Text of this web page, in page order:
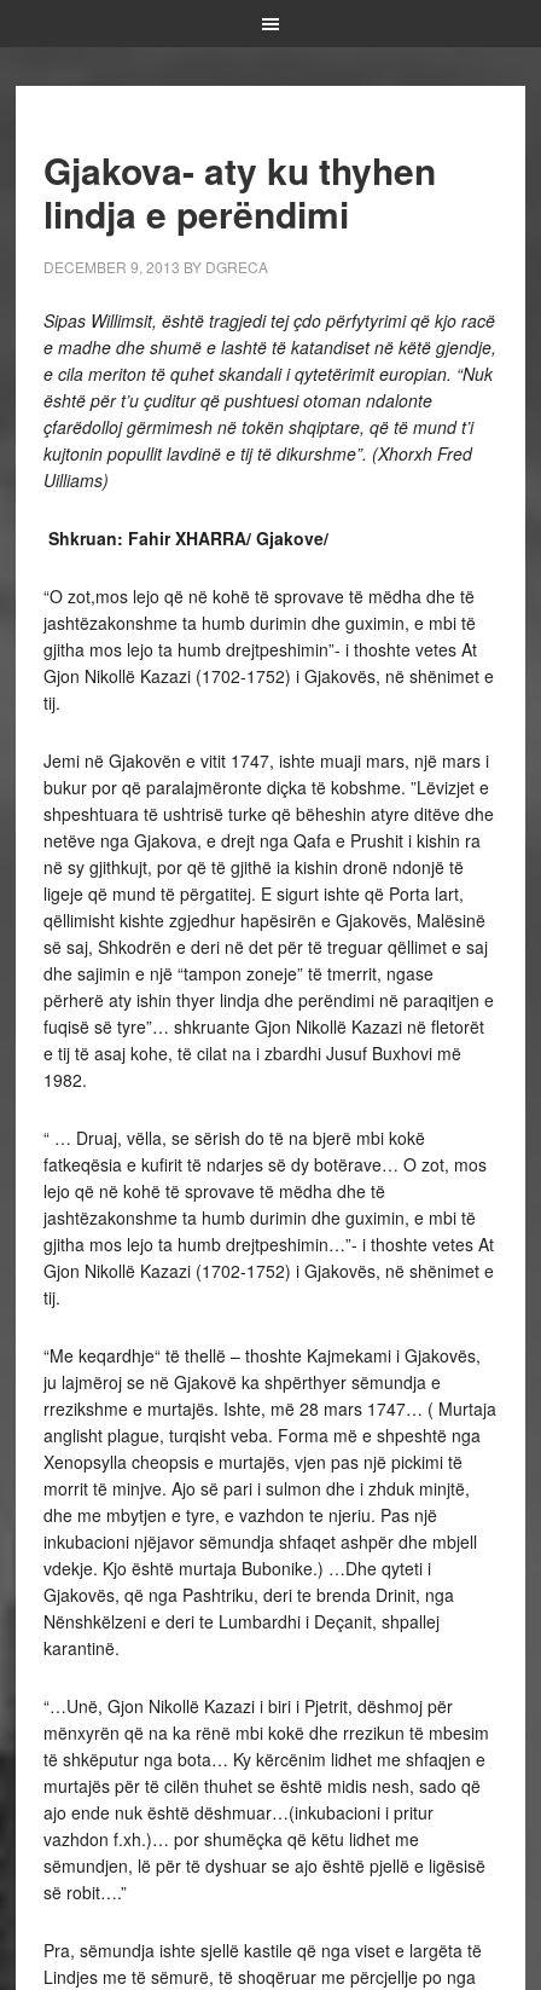
Gjakova- aty ku thyhen
lindja e perëndimi
DECEMBER 9, 2013 BY DGRECA
Sipas Willimsit, është tragjedi tej çdo përfytyrimi që kjo racë
e madhe dhe shumë e lashtë të katandiset në këtë gjendje,
e cila meriton të quhet skandali i qytetërimit europian. “Nuk
është për t’u çuditur që pushtuesi otoman ndalonte
çfarëdolloj gërmimesh në tokën shqiptare, që të mund t’i
kujtonin popullit lavdinë e tij të dikurshme”. (Xhorxh Fred
Uilliams)
Shkruan: Fahir XHARRA/ Gjakove/
“O zot,mos lejo që në kohë të sprovave të mëdha dhe të
jashtëzakonshme ta humb durimin dhe guximin, e mbi të
gjitha mos lejo ta humb drejtpeshimin”- i thoshte vetes At
Gjon Nikollë Kazazi (1702-1752) i Gjakovës, në shënimet e
tij.
Jemi në Gjakovën e vitit 1747, ishte muaji mars, një mars i
bukur por që paralajmëronte diçka të kobshme. ”Lëvizjet e
shpeshtuara të ushtrisë turke që bëheshin atyre ditëve dhe
netëve nga Gjakova, e drejt nga Qafa e Prushit i kishin ra
në sy gjithkujt, por që të gjithë ia kishin dronë ndonjë të
ligeje që mund të përgatitej. E sigurt ishte që Porta lart,
qëllimisht kishte zgjedhur hapësirën e Gjakovës, Malësinë
së saj, Shkodrën e deri në det për të treguar qëllimet e saj
dhe sajimin e një “tampon zoneje” të tmerrit, ngase
përherë aty ishin thyer lindja dhe perëndimi në paraqitjen e
fuqisë së tyre”… shkruante Gjon Nikollë Kazazi në fletorët
e tij të asaj kohe, të cilat na i zbardhi Jusuf Buxhovi më
1982.
“ … Druaj, vëlla, se sërish do të na bjerë mbi kokë
fatkeqësia e kufirit të ndarjes së dy botërave… O zot, mos
lejo që në kohë të sprovave të mëdha dhe të
jashtëzakonshme ta humb durimin dhe guximin, e mbi të
gjitha mos lejo ta humb drejtpeshimin…”- i thoshte vetes At
Gjon Nikollë Kazazi (1702-1752) i Gjakovës, në shënimet e
tij.
“Me keqardhje“ të thellë – thoshte Kajmekami i Gjakovës,
ju lajmëroj se në Gjakovë ka shpërthyer sëmundja e
rrezikshme e murtajës. Ishte, më 28 mars 1747… ( Murtaja
anglisht plague, turqisht veba. Forma më e shpeshtë nga
Xenopsylla cheopsis e murtajës, vjen pas një pickimi të
morrit të minjve. Ajo së pari i sulmon dhe i zhduk minjtë,
dhe me mbytjen e tyre, e vazhdon te njeriu. Pas një
inkubacioni njëjavor sëmundja shfaqet ashpër dhe mbjell
vdekje. Kjo është murtaja Bubonike.) …Dhe qyteti i
Gjakovës, që nga Pashtriku, deri te brenda Drinit, nga
Nënshkëlzeni e deri te Lumbardhi i Deçanit, shpallej
karantinë.
“…Unë, Gjon Nikollë Kazazi i biri i Pjetrit, dëshmoj për
mënxyrën që na ka rënë mbi kokë dhe rrezikun të mbesim
të shkëputur nga bota… Ky kërcënim lidhet me shfaqjen e
murtajës për të cilën thuhet se është midis nesh, sado që
ajo ende nuk është dëshmuar…(inkubacioni i pritur
vazhdon f.xh.)… por shumëçka që këtu lidhet me
sëmundjen, lë për të dyshuar se ajo është pjellë e ligësisë
së robit….”
Pra, sëmundja ishte sjellë kastile që nga viset e largëta të
Lindjes me të sëmurë, të shoqëruar me përcjellje po nga